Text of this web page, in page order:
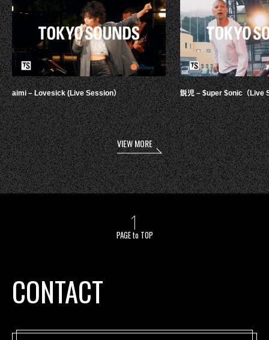
aimi – Lovesick (Live Session） 鋭児 – $uper $onic（Live
VIEW MORE
PAGE to TOP
CONTACT